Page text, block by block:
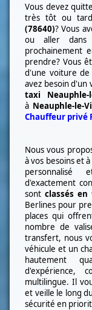
Vous devez
très tôt ou
(78640)? Vous
ou aller dans
prochainement
prendre? Vous
d'une voiture
avez besoin d'un
taxi
à Neauphle-le-
Chauffeur privé
Nous vous
à vos besoins et
personnalisé
d'exactement
sontclassés en
Berlines pour
places qui
nombre de
transfert, nous
véhicule et un
hautement
d'expérience,
multilingue. Il
et veille le long
sécurité en